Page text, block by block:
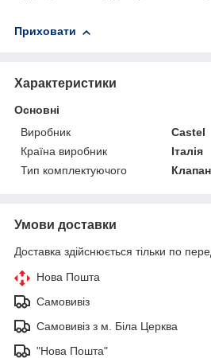
Приховати
Характеристики
Основні
Виробник
Castel
Країна виробник
Італія
Тип комплектуючого
Клапан
Умови доставки
Доставка здійснюється тільки по
Нова Пошта
Самовивіз
Самовивіз з м. Біла Церква
"Нова Пошта"